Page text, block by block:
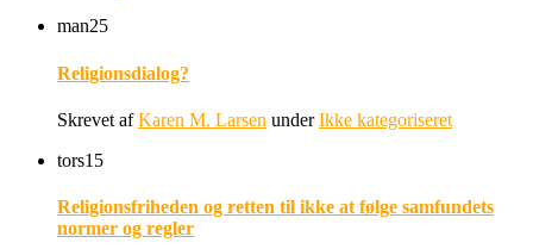
man25
Religionsdialog?
Skrevet afKaren M. Larsen underIkke kategoriseret
tors15
Religionsfriheden og retten til ikke at følge samfundets
normer og regler